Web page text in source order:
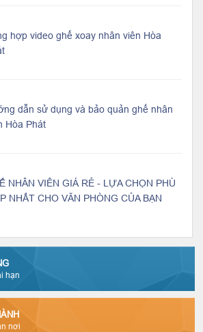
hợp video ghế xoay nhân viên Hòa
dẫn sử dụng và bảo quản ghế nhân
Hòa Phát
NHÂN VIÊN GIÁ RẺ - LỰA CHỌN PHÙ
NHẤT CHO VĂN PHÒNG CỦA BẠN
hạn
nơi